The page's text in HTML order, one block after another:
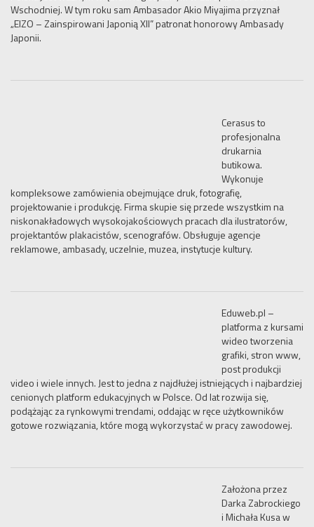
Wschodniej. W tym roku sam Ambasador Akio Miyajima przyznał
„EIZO – Zainspirowani Japonią XII” patronat honorowy Ambasady
Japonii.
Cerasus to
profesjonalna
drukarnia
butikowa.
Wykonuje
kompleksowe zamówienia obejmujące druk, fotografię,
projektowanie i produkcję. Firma skupie się przede wszystkim na
niskonakładowych wysokojakościowych pracach dla ilustratorów,
projektantów plakacistów, scenografów. Obsługuje agencje
reklamowe, ambasady, uczelnie, muzea, instytucje kultury.
Eduweb.pl –
platforma z kursami
wideo tworzenia
grafiki, stron www,
post produkcji
video i wiele innych. Jest to jedna z najdłużej istniejących i najbardziej
cenionych platform edukacyjnych w Polsce. Od lat rozwija się,
podążając za rynkowymi trendami, oddając w ręce użytkowników
gotowe rozwiązania, które mogą wykorzystać w pracy zawodowej.
Założona przez
Darka Zabrockiego
i Michała Kusa w